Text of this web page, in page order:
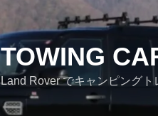
TOWING
Land Rover でキャンピング